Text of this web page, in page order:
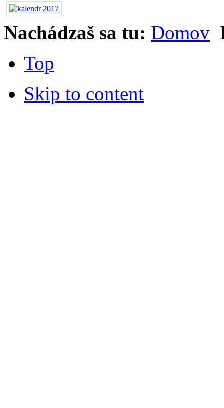
Nachádzaš sa tu: Domov
Top
Skip to content